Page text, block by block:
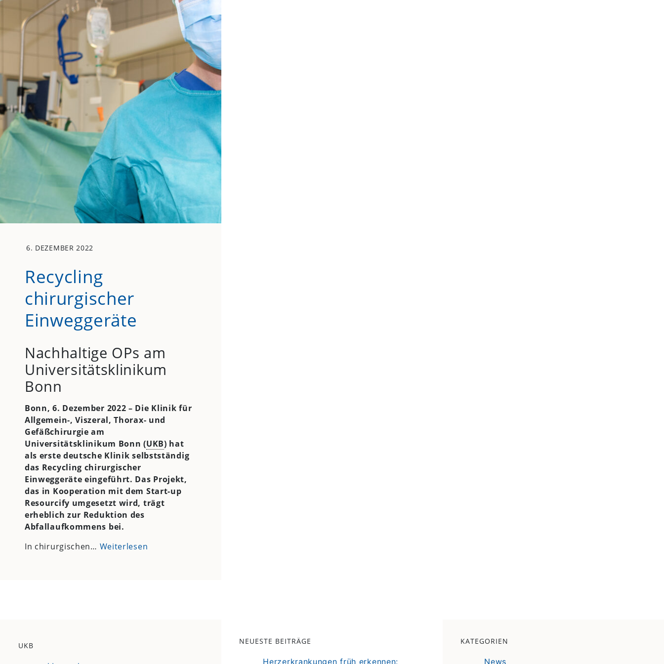
6. DEZEMBER 2022
Recycling
chirurgischer
Einweggeräte
Nachhaltige OPs am
Universitätsklinikum
Bonn
Bonn, 6. Dezember 2022 – Die Klinik für
Allgemein-, Viszeral, Thorax- und
Gefäßchirurgie am
Universitätsklinikum Bonn (UKB) hat
als erste deutsche Klinik selbstständig
das Recycling chirurgischer
Einweggeräte eingeführt. Das Projekt,
das in Kooperation mit dem Start-up
Resourcify umgesetzt wird, trägt
erheblich zur Reduktion des
Abfallaufkommens bei.
In chirurgischen… Weiterlesen
UKB NEUESTE BEITRÄGE
Herzerkrankungen früh erkennen:
KATEGORIEN
News